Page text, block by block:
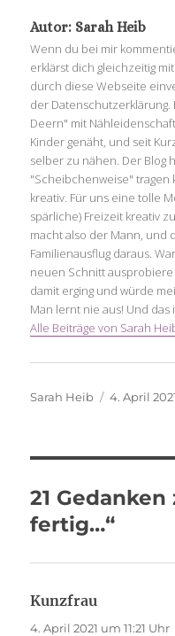
Autor: Sarah Heib
Wenn du bei mir
erklärst dich gleichzeitig
durch diese Webseite
der Datenschutzerklärung.
Deern" mit
Kinder genäht, und seit
selber zu nähen. Der Blog
"Scheibchenweise" tragen
kreativ. Für uns eine tolle
spärliche) Freizeit kreativ
macht also der Mann, und
Familienausflug daraus.
neuen Schnitt
damit erging und würde
Man lernt nie aus! Und das
Alle Beiträge von Sarah
Autor
Sarah Heib 4. April
21
fertig…“
Kunzfrau
4. April 2021 um 11:21 Uhr